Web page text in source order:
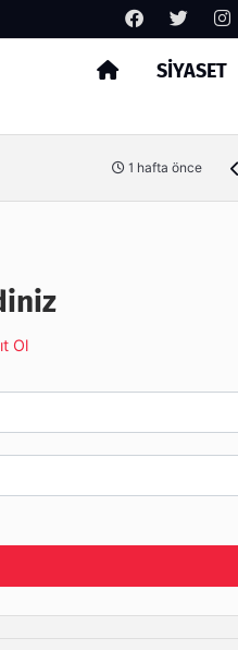
SIYASET
1 hafta önce
Ol